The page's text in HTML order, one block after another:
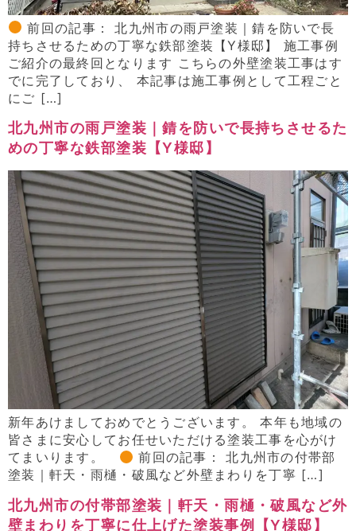
前回の記事： 北九州市の雨戸塗装｜錆を防いで長
持ちさせるための丁寧な鉄部塗装【Y様邸】 施工事例
ご紹介の最終回となります こちらの外壁塗装工事はす
でに完了しており、 本記事は施工事例として工程ごと
にご […]
北九州市の雨戸塗装｜錆を防いで長持ちさせるた
めの丁寧な鉄部塗装【Y様邸】
新年あけましておめでとうございます。 本年も地域の
皆さまに安心してお任せいただける塗装工事を心がけ
てまいります。
前回の記事： 北九州市の付帯部
塗装｜軒天・雨樋・破風など外壁まわりを丁寧 […]
北九州市の付帯部塗装｜軒天・雨樋・破風など外
壁まわりを丁寧に仕上げた塗装事例【Y様邸】